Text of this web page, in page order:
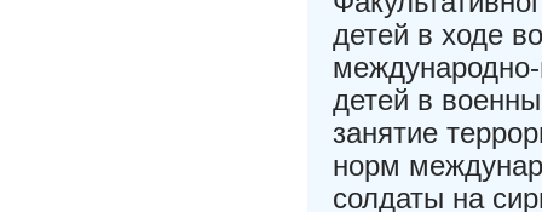
детей в ходе
детей в
занятие
норм
солдаты на